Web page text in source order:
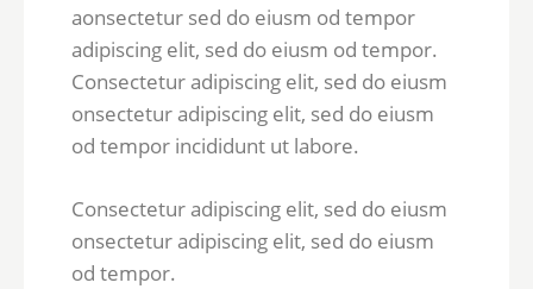
aonsectetur sed do eiusm od tempor
adipiscing elit, sed do eiusm od tempor.
Consectetur adipiscing elit, sed do eiusm
onsectetur adipiscing elit, sed do eiusm
od tempor incididunt ut labore.
Consectetur adipiscing elit, sed do eiusm
onsectetur adipiscing elit, sed do eiusm
od tempor.